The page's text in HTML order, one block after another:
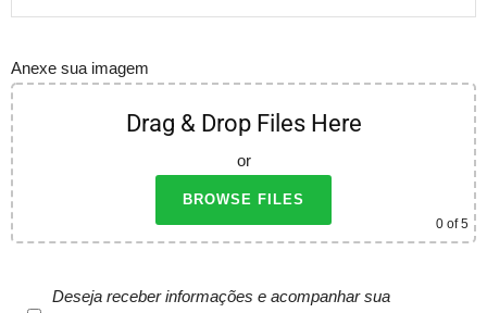
Anexe sua imagem
Drag & Drop Files Here
or
BROWSE FILES
0 of 5
Deseja receber informações e acompanhar sua